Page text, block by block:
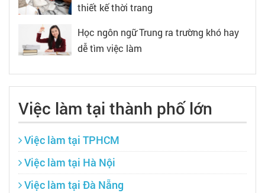
thiết kế thời trang
Học ngôn ngữ Trung ra trường khó hay
dễ tìm việc làm
Việc làm tại thành phố lớn
Việc làm tại TPHCM
Việc làm tại Hà Nội
Việc làm tại Đà Nẵng